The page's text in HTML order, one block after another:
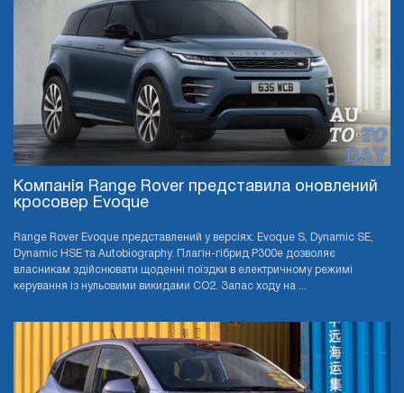
Компанія Range Rover представила оновлений
кросовер Evoque
Range Rover Evoque представлений у версіях: Evoque S, Dynamic SE,
Dynamic HSE та Autobiography. Плагін-гібрид P300e дозволяє
власникам здійснювати щоденні поїздки в електричному режимі
керування із нульовими викидами CO2. Запас ходу на ...